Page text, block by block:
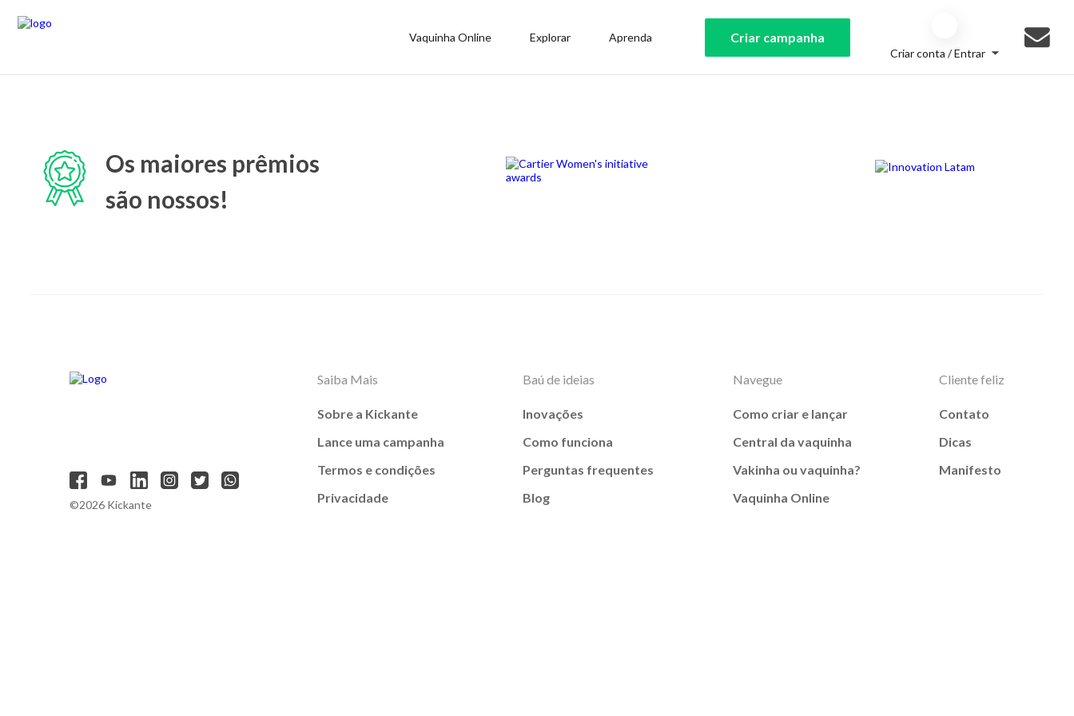
Vaquinha Online Explorar Aprenda Criar campanha
Criar conta / Entrar
Os maiores prêmios
são nossos!
©2026 Kickante
Saiba Mais
Sobre a Kickante
Lance uma campanha
Termos e condições
Privacidade
Baú de ideias
Inovações
Como funciona
Perguntas frequentes
Blog
Navegue
Como criar e lançar
Central da vaquinha
Vakinha ou vaquinha?
Vaquinha Online
Cliente feliz
Contato
Dicas
Manifesto